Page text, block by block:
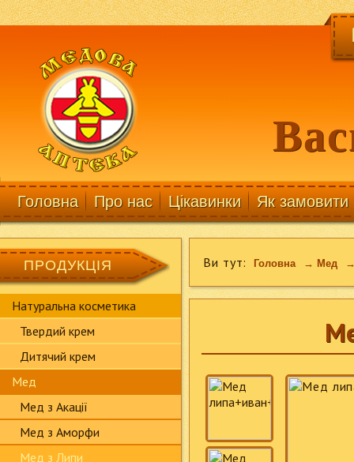
Головна Про нас Цікавинки Як замовити
ПРОДУКЦІЯ
Натуральна косметика
Твердий крем
Дитячий крем
Мед
Мед з Акації
Мед з Аморфи
Мед з Липи
Ви тут: Головна → Мед